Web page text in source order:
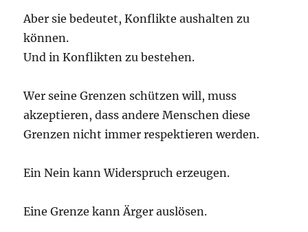
Aber sie bedeutet, Konflikte aushalten zu
können.
Und in Konflikten zu bestehen.
Wer seine Grenzen schützen will, muss
akzeptieren, dass andere Menschen diese
Grenzen nicht immer respektieren werden.
Ein Nein kann Widerspruch erzeugen.
Eine Grenze kann Ärger auslösen.